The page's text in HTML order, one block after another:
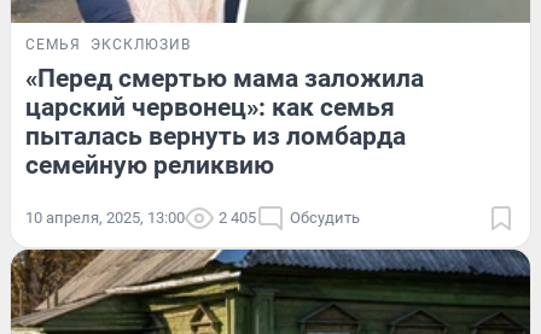
СЕМЬЯ ЭКСКЛЮЗИВ
«Перед смертью мама заложила
царский червонец»: как семья
пыталась вернуть из ломбарда
семейную реликвию
10 апреля, 2025, 13:00 2 405 Обсудить